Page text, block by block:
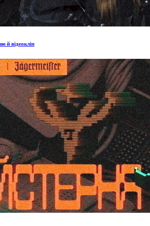
й відеокліп